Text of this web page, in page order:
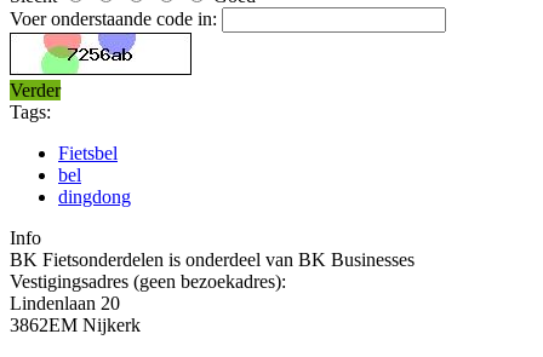
Voer onderstaande code in:
Verder
Tags:
Fietsbel
bel
dingdong
Info
BK Fietsonderdelen is onderdeel van BK Businesses
Vestigingsadres (geen bezoekadres):
Lindenlaan 20
3862EM Nijkerk